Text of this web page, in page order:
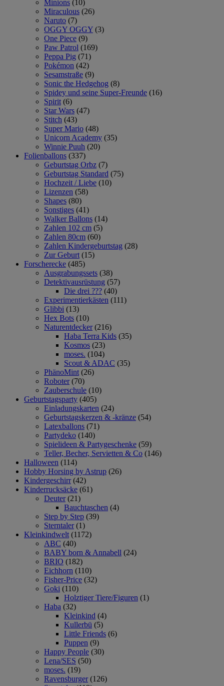
Minions (10)
Miraculous (26)
Naruto (7)
OGGY OGGY (3)
One Piece (9)
Paw Patrol (169)
Peppa Pig (71)
Pokémon (42)
Sesamstraße (9)
Sonic the Hedgehog (8)
Spidey und seine Super-Freunde (16)
Spirit (6)
Star Wars (47)
Stitch (43)
Super Mario (48)
Unicorn Academy (35)
Winnie Puuh (20)
Folienballons (337)
Geburtstag Orbz (7)
Geburtstag Standard (75)
Hochzeit / Liebe (10)
Lizenzen (58)
Shapes (80)
Sonstiges (41)
Walker Ballons (14)
Zahlen 102 cm (5)
Zahlen 80cm (60)
Zahlen Kindergeburtstag (28)
Zur Geburt (15)
Forscherecke (485)
Ausgrabungssets (38)
Detektivausrüstung (57)
Die drei ??? (40)
Experimentierkästen (111)
Glibbi (13)
Hex Bots (10)
Naturentdecker (216)
Haba Terra Kids (35)
Kosmos (23)
moses. (104)
Scout & ADAC (35)
PhänoMint (26)
Roboter (70)
Zauberschule (10)
Geburtstagsparty (405)
Einladungskarten (24)
Geburtstagskerzen & -kränze (54)
Latexballons (71)
Partydeko (140)
Spielideen & Partygeschenke (59)
Teller, Becher, Servietten & Co (146)
Halloween (114)
Hobby Horsing by Astrup (26)
Kindergeschirr (42)
Kinderrucksäcke (61)
Deuter (21)
Bauchtaschen (4)
Step by Step (39)
Sterntaler (1)
Kleinkindwelt (1172)
ABC (40)
BABY born & Annabell (24)
BRIO (182)
Eichhorn (110)
Fisher-Price (32)
Goki (110)
Holztiger Tiere/Figuren (1)
Haba (32)
Kleinkind (4)
Kullerbü (5)
Little Friends (6)
Puppen (9)
Happy People (30)
Lena/SES (50)
moses. (19)
Ravensburger (126)